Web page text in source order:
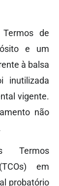
de
e um
à balsa
inutilizada
vigente.
não
Termos
em
probatório